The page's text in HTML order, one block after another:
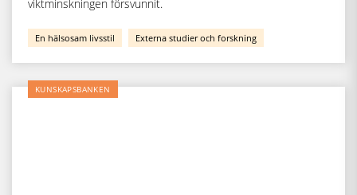
viktminskningen försvunnit.
En hälsosam livsstil Externa studier och forskning
KUNSKAPSBANKEN